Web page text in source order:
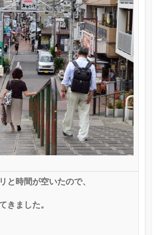
と時間が空いたので、
きました。